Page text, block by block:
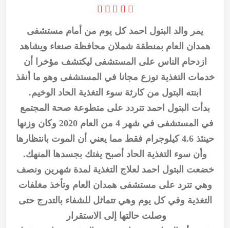
يمر والد البتول احمد كل يوم من أمام مستشفى
همدان العام بمنطقة شملان محافظة صنعاء ويشاهد
ازدحام الناس على المستشفى ليكتشف مؤخرا أن
خدمات التغذية توزع مجانا في المستشفى وهو ما أنقذ
ابنته البتول من كارثة سوء التغذية الحاد الوخيم.
بدأت البتول احمد تتردد على متطوعة صحة المجتمع
في المستشفى في شهر 4 من العام 2020 وكان وزنها
حينئذ 4.6 كيلوجرام فقط مما يعني أن الموت بانتظارها
وأن سوء التغذية الحاد أصبح يفتك بجسدها المنهك.
خضعت البتول احمد لعلاج التغذية لمدة شهرين ونصف
وهي تترد على مستشفى همدان العام وتأخذ مغلفات
التغذية وفي كل يوم وهي تتماثل للشفاء بالتدرج حتى
وصلت حالتها إلى الاستقرار